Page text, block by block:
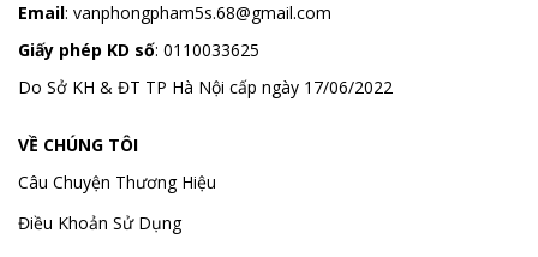
Email: vanphongpham5s.68@gmail.com
Giấy phép KD số: 0110033625
Do Sở KH & ĐT TP Hà Nội cấp ngày 17/06/2022
VỀ CHÚNG TÔI
Câu Chuyện Thương Hiệu
Điều Khoản Sử Dụng